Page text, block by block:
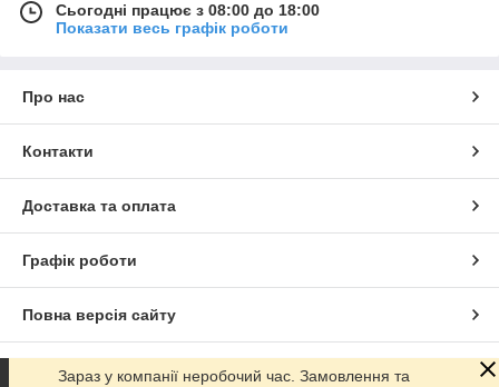
Сьогодні працює з 08:00 до 18:00
Показати весь графік роботи
Про нас
Контакти
Доставка та оплата
Графік роботи
Повна версія сайту
Сайт створено на маркетплейсіProm.ua
Зараз у компанії неробочий час. Замовлення та